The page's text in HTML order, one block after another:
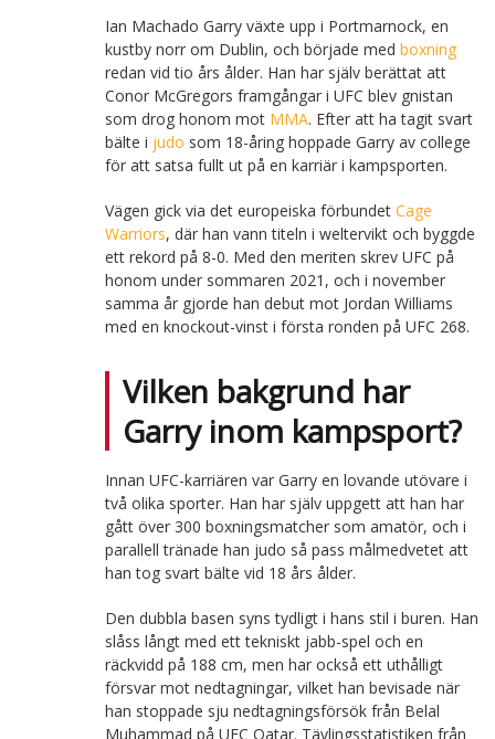
Ian Machado Garry växte upp i Portmarnock, en
kustby norr om Dublin, och började med boxning
redan vid tio års ålder. Han har själv berättat att
Conor McGregors framgångar i UFC blev gnistan
som drog honom mot MMA. Efter att ha tagit svart
bälte i judo som 18-åring hoppade Garry av college
för att satsa fullt ut på en karriär i kampsporten.
Vägen gick via det europeiska förbundet Cage
Warriors, där han vann titeln i weltervikt och byggde
ett rekord på 8-0. Med den meriten skrev UFC på
honom under sommaren 2021, och i november
samma år gjorde han debut mot Jordan Williams
med en knockout-vinst i första ronden på UFC 268.
Vilken bakgrund har
Garry inom kampsport?
Innan UFC-karriären var Garry en lovande utövare i
två olika sporter. Han har själv uppgett att han har
gått över 300 boxningsmatcher som amatör, och i
parallell tränade han judo så pass målmedvetet att
han tog svart bälte vid 18 års ålder.
Den dubbla basen syns tydligt i hans stil i buren. Han
slåss långt med ett tekniskt jabb-spel och en
räckvidd på 188 cm, men har också ett uthålligt
försvar mot nedtagningar, vilket han bevisade när
han stoppade sju nedtagningsförsök från Belal
Muhammad på UFC Qatar. Tävlingsstatistiken från